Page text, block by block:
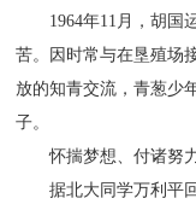
1964年11月，胡国运
苦。因时常与在垦殖场
放的知青交流，青葱少
子。
怀揣梦想、付诸努力
据北大同学万利平回